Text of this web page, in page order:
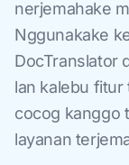
nerjemahake
Nggunakake
DocTranslator
lan kalebu fitur
cocog kanggo
layanan